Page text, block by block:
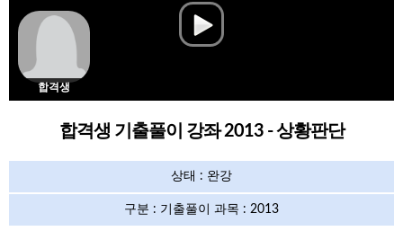
단과
PSAT기출
황남기 헌법
강사진
합격생
합격생 기출풀이 강좌 2013 - 상황판단
상태 : 완강
구분 : 기출풀이 과목 : 2013